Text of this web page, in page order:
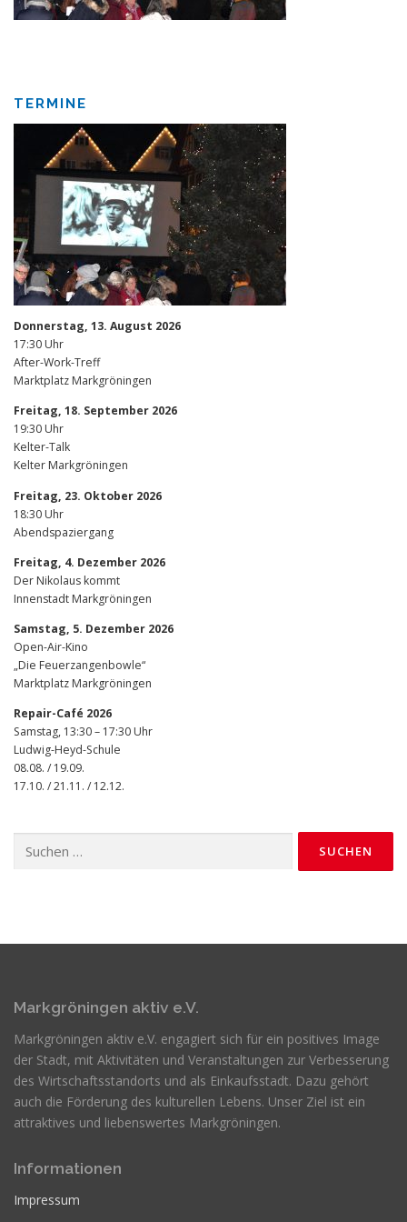
TERMINE
Donnerstag, 13. August 2026
17:30 Uhr
After-Work-Treff
Marktplatz Markgröningen
Freitag, 18. September 2026
19:30 Uhr
Kelter-Talk
Kelter Markgröningen
Freitag, 23. Oktober 2026
18:30 Uhr
Abendspaziergang
Freitag, 4. Dezember 2026
Der Nikolaus kommt
Innenstadt Markgröningen
Samstag, 5. Dezember 2026
Open-Air-Kino
„Die Feuerzangenbowle“
Marktplatz Markgröningen
Repair-Café 2026
Samstag, 13:30 – 17:30 Uhr
Ludwig-Heyd-Schule
08.08. / 19.09.
17.10. / 21.11. / 12.12.
nach:
Markgröningen aktiv e.V.
Markgröningen aktiv e.V. engagiert sich für ein positives Image
der Stadt, mit Aktivitäten und Veranstaltungen zur Verbesserung
des Wirtschaftsstandorts und als Einkaufsstadt. Dazu gehört
auch die Förderung des kulturellen Lebens. Unser Ziel ist ein
attraktives und liebenswertes Markgröningen.
Informationen
Impressum